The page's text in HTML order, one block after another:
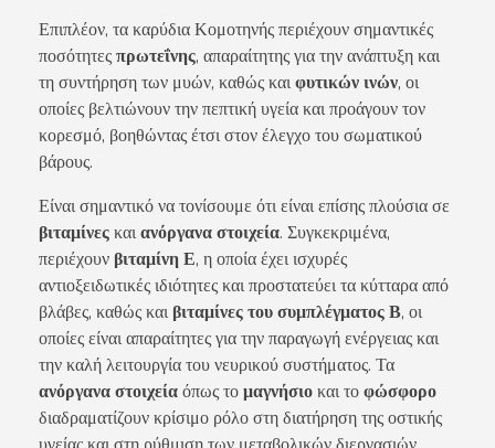
Επιπλέον, τα καρύδια Κομοτηνής περιέχουν σημαντικές
ποσότητεςπρωτεΐνης, απαραίτητης για την ανάπτυξη και
τη συντήρηση των μυών, καθώς καιφυτικών ινών, οι
οποίες βελτιώνουν την πεπτική υγεία και προάγουν τον
κορεσμό, βοηθώντας έτσι στον έλεγχο του σωματικού
βάρους.
Είναι σημαντικό να τονίσουμε ότι είναι επίσης πλούσια σε
βιταμίνεςκαιανόργανα στοιχεία. Συγκεκριμένα,
περιέχουν βιταμίνη Ε, η οποία έχει ισχυρές
αντιοξειδωτικές ιδιότητες και προστατεύει τα κύτταρα από
βλάβες, καθώς και βιταμίνες του συμπλέγματος Β, οι
οποίες είναι απαραίτητες για την παραγωγή ενέργειας και
την καλή λειτουργία του νευρικού συστήματος. Τα
ανόργανα στοιχείαόπως τομαγνήσιοκαι τοφώσφορο
διαδραματίζουν κρίσιμο ρόλο στη διατήρηση της οστικής